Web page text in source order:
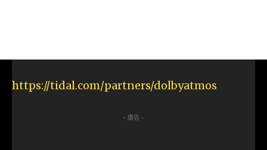
https://tidal.com/partners/dolbyatmos
- 廣告 -